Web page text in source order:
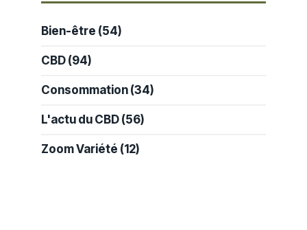
Bien-être (54)
CBD (94)
Consommation (34)
L'actu du CBD (56)
Zoom Variété (12)